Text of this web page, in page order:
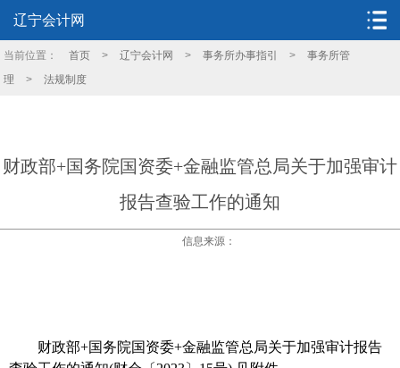
辽宁会计网
当前位置： 首页 > 辽宁会计网 > 事务所办事指引 >
事务所管
理
> 法规制度
财政部+国务院国资委+金融监管总局关于加强审计
报告查验工作的通知
信息来源：
财政部+国务院国资委+金融监管总局关于加强审计报告